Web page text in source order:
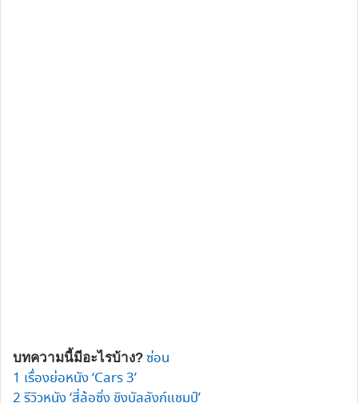
บทความนี้มีอะไรบ้าง? ซ่อน
1 เรื่องย่อหนัง ‘Cars 3’
2 รีวิวหนัง ‘สี่ล้อซิ่ง ชิงบัลลังก์แชมป์’